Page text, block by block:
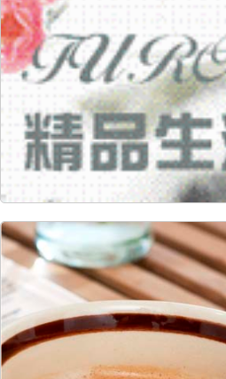
7740
34